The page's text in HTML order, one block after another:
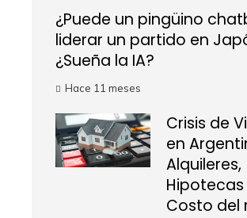
¿Puede un pingüino
liderar un partido en
¿Sueña la IA?
Hace 11 meses
Crisis de
en
Alquileres,
Hipotecas
Costo del